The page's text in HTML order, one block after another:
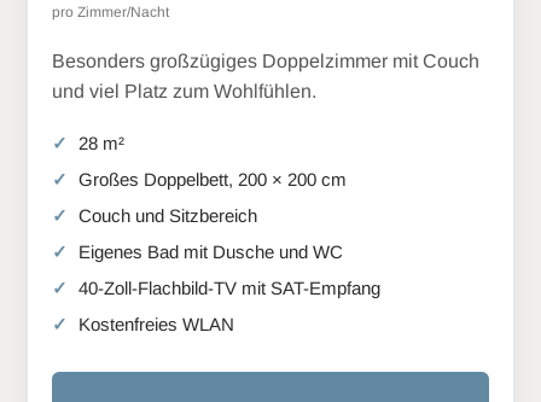
pro Zimmer/Nacht
Besonders großzügiges Doppelzimmer mit Couch
und viel Platz zum Wohlfühlen.
28 m²
Großes Doppelbett, 200 × 200 cm
Couch und Sitzbereich
Eigenes Bad mit Dusche und WC
40-Zoll-Flachbild-TV mit SAT-Empfang
Kostenfreies WLAN